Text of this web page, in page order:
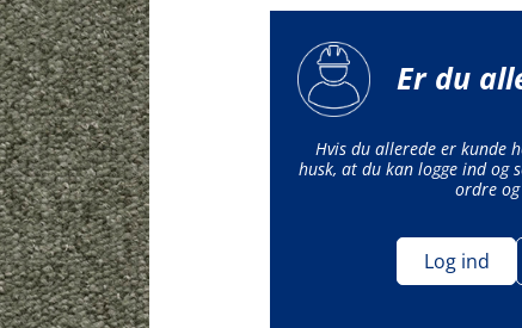
Er du
Hvis du allerede er kunde
husk, at du kan logge ind og
ordre
Log ind